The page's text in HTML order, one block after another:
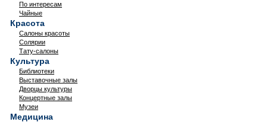
По интересам
Чайные
Красота
Салоны красоты
Солярии
Тату-салоны
Культура
Библиотеки
Выставочные залы
Дворцы культуры
Концертные залы
Музеи
Медицина